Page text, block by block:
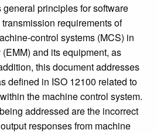
principles for software
requirements of
control systems (MCS) in
and its equipment, as
this document addresses
defined in ISO 12100 related to
the machine control system.
addressed are the incorrect
responses from machine